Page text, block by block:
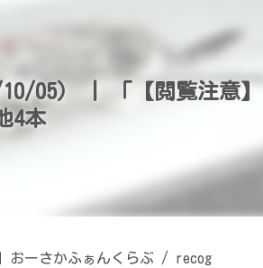
10/05） | 「【閲覧注意】
4本